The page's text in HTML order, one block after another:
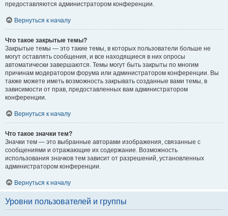
предоставляются администратором конференции.
Вернуться к началу
Что такое закрытые темы?
Закрытые темы — это такие темы, в которых пользователи больше не
могут оставлять сообщения, и все находящиеся в них опросы
автоматически завершаются. Темы могут быть закрыты по многим
причинам модератором форума или администратором конференции. Вы
также можете иметь возможность закрывать созданные вами темы, в
зависимости от прав, предоставленных вам администратором
конференции.
Вернуться к началу
Что такое значки тем?
Значки тем — это выбранные авторами изображения, связанные с
сообщениями и отражающие их содержание. Возможность
использования значков тем зависит от разрешений, установленных
администратором конференции.
Вернуться к началу
Уровни пользователей и группы